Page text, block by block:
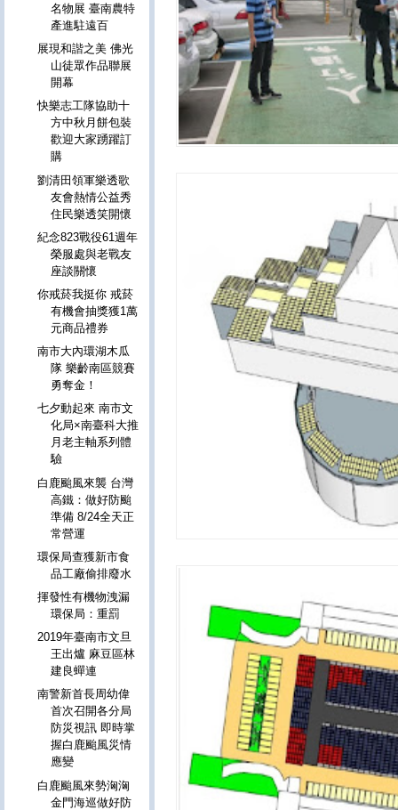
名物展 臺南農特
產進駐遠百
展現和諧之美 佛光
山徒眾作品聯展
開幕
快樂志工隊協助十
方中秋月餅包裝
歡迎大家踴躍訂
購
劉清田領軍樂透歌
友會熱情公益秀
住民樂透笑開懷
紀念823戰役61週年
榮服處與老戰友
座談關懷
你戒菸我挺你 戒菸
有機會抽獎獲1萬
元商品禮券
南市大內環湖木瓜
隊 樂齡南區競賽
勇奪金！
七夕動起來 南市文
化局×南臺科大推
月老主軸系列體
驗
白鹿颱風來襲 台灣
高鐵：做好防颱
準備 8/24全天正
常營運
環保局查獲新市食
品工廠偷排廢水
揮發性有機物洩漏
環保局：重罰
2019年臺南市文旦
王出爐 麻豆區林
建良蟬連
南警新首長周幼偉
首次召開各分局
防災視訊 即時掌
握白鹿颱風災情
應變
白鹿颱風來勢洶洶
金門海巡做好防